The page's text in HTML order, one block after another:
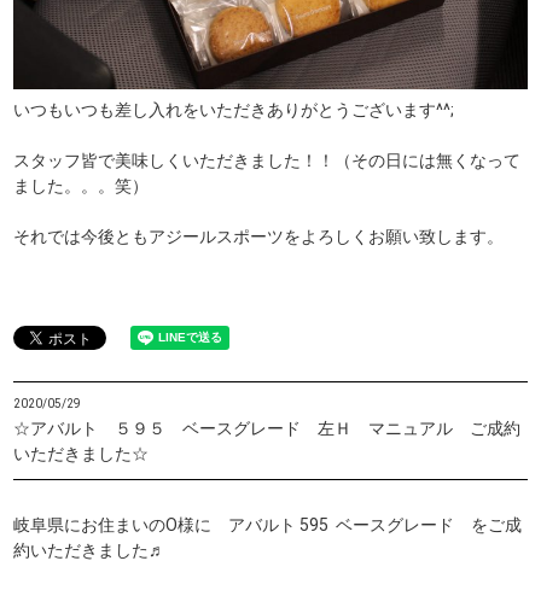
いつもいつも差し入れをいただきありがとうございます^^;
スタッフ皆で美味しくいただきました！！（その日には無くなって
ました。。。笑）
それでは今後ともアジールスポーツをよろしくお願い致します。
2020/05/29
☆アバルト ５９５ ベースグレード 左Ｈ マニュアル ご成約
いただきました☆
岐阜県にお住まいのO様に アバルト 595 ベースグレード をご成
約いただきました♬